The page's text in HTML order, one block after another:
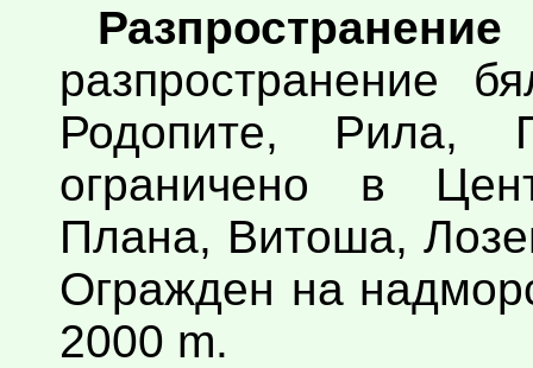
разпространение
Родопите, Рила,
ограничено в
Плана, Витоша,
Огражден на
2000 m.